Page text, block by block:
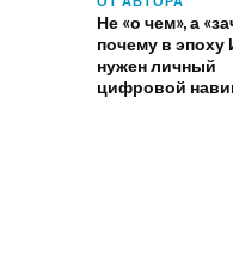
Не «о чем», а
почему в эпоху
нужен личный
цифровой